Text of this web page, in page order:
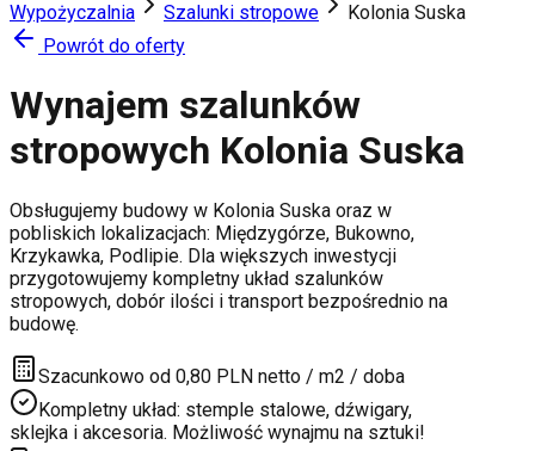
Wypożyczalnia Szalunki stropowe
Kolonia Suska
Powrót do oferty
Wynajem szalunków
stropowych Kolonia Suska
Obsługujemy budowy w Kolonia Suska oraz w
pobliskich lokalizacjach: Międzygórze, Bukowno,
Krzykawka, Podlipie. Dla większych inwestycji
przygotowujemy kompletny układ szalunków
stropowych, dobór ilości i transport bezpośrednio na
budowę.
Szacunkowo od 0,80 PLN netto / m2 / doba
Kompletny układ: stemple stalowe, dźwigary,
sklejka i akcesoria. Możliwość wynajmu na sztuki!